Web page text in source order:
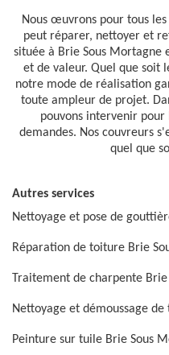
Nous œuvrons pour tous
peut réparer, nettoyer et
située à Brie Sous Mortagne
et de valeur. Quel que soit
notre mode de réalisation
toute ampleur de projet.
pouvons intervenir pour
demandes. Nos couvreurs
quel que
Autres services
Nettoyage et pose de
Réparation de toiture Brie
Traitement de charpente
Nettoyage et démoussage
Peinture sur tuile Brie Sous